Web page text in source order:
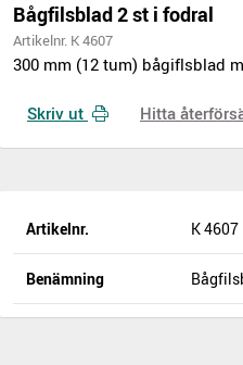
Bågfilsblad 2 st i fodral
Artikelnr. K 4607
300 mm (12 tum) bågiflsblad
Skriv ut Hitta
Artikelnr. K 4607
Benämning